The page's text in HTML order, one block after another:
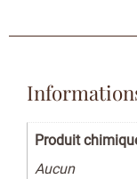
Produit
Aucun